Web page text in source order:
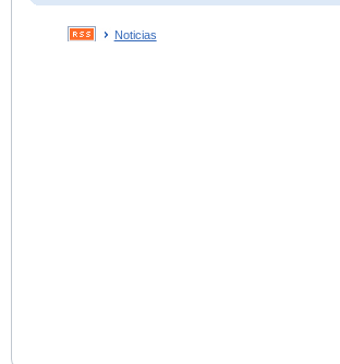
Noticias